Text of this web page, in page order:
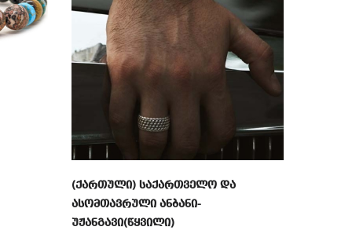
(ქართული) საქართველო და
ასომთავრული ანბანი-
უჟანგავი(წყვილი)